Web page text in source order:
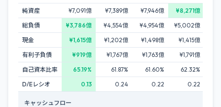
純資産
¥7,091億 ¥7,389億 ¥7,946億
¥8,271億
総負債
¥3,786億 ¥4,554億 ¥4,954億
¥5,002億
現金
¥1,615億 ¥1,202億 ¥1,498億
¥1,415億
有利子負債
¥919億 ¥1,767億 ¥1,763億
¥1,791億
自己資本比率
65.19% 61.87% 61.60%
62.32%
D/Eレシオ
0.13 0.24 0.22 0.22
キャッシュフロー